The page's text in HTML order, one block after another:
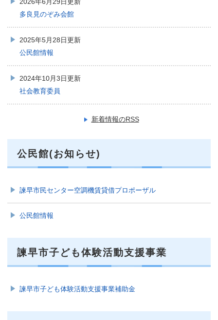
多良見のぞみ会館
2025年5月28日更新
公民館情報
2024年10月3日更新
社会教育委員
新着情報のRSS
公民館(お知らせ)
諫早市民センター空調機賃貸借プロポーザル
公民館情報
諫早市子ども体験活動支援事業
諫早市子ども体験活動支援事業補助金